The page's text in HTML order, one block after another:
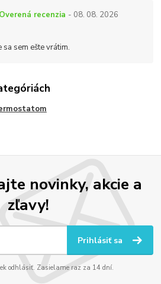
Overená recenzia - 08. 08. 2026
sem ešte vrátim.
novinky, akcie a
zľavy!
Prihlásiť sa
odhlásiť. Zasielame raz za 14 dní.